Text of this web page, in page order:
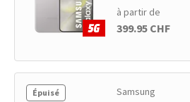
à partir de
399.95 CHF
Épuisé Samsung